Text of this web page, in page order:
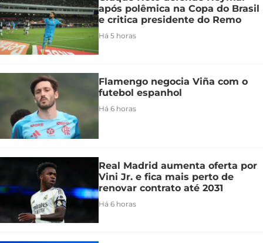
após polêmica na Copa do Brasil
e critica presidente do Remo
Há 5 horas
Flamengo negocia Viña com o
futebol espanhol
Há 6 horas
Real Madrid aumenta oferta por
Vini Jr. e fica mais perto de
renovar contrato até 2031
Há 6 horas